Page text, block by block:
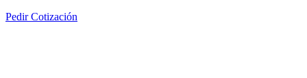
Pedir Cotización